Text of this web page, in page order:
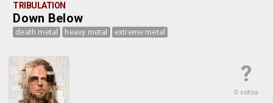
TRIBULATION
Down Below
death metal heavy metal extreme metal
?
0 votos